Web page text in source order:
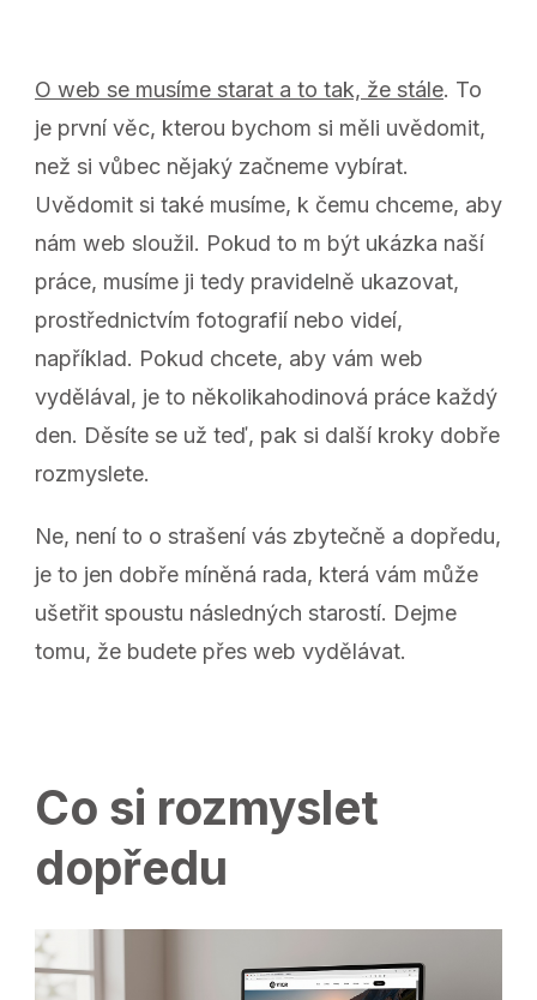
O web se musíme starat a to tak, že stále. To
je první věc, kterou bychom si měli uvědomit,
než si vůbec nějaký začneme vybírat.
Uvědomit si také musíme, k čemu chceme, aby
nám web sloužil. Pokud to m být ukázka naší
práce, musíme ji tedy pravidelně ukazovat,
prostřednictvím fotografií nebo videí,
například. Pokud chcete, aby vám web
vydělával, je to několikahodinová práce každý
den. Děsíte se už teď, pak si další kroky dobře
rozmyslete.
Ne, není to o strašení vás zbytečně a dopředu,
je to jen dobře míněná rada, která vám může
ušetřit spoustu následných starostí. Dejme
tomu, že budete přes web vydělávat.
Co si rozmyslet
dopředu